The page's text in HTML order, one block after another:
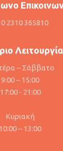
2310 365810
– Σάββατο
9:00 – 15:00
17:00 - 21:00
Κυριακή
10:00 – 13:00